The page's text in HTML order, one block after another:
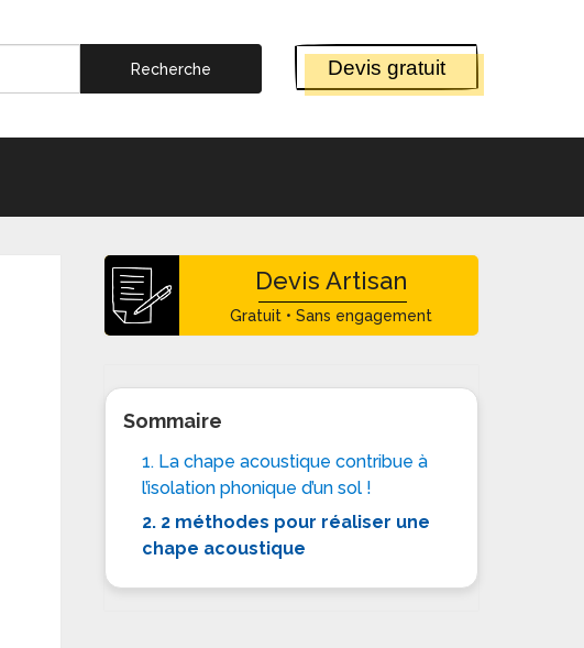
Devis gratuit
Devis Artisan
Gratuit • Sans engagement
Sommaire
1. La chape acoustique contribue à
l’isolation phonique d’un sol !
2. 2 méthodes pour réaliser une
chape acoustique